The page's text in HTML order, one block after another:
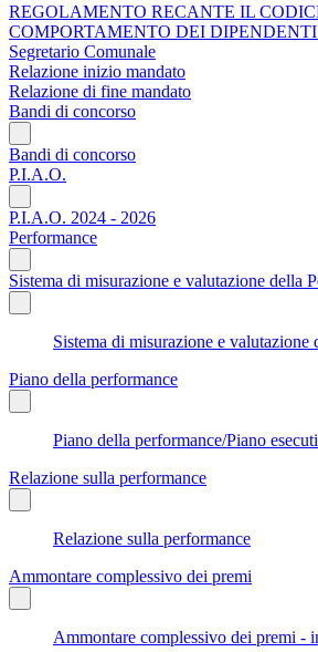
REGOLAMENTO RECANTE IL
COMPORTAMENTO DEI
Segretario Comunale
Relazione inizio mandato
Relazione di fine mandato
Bandi di concorso
Bandi di concorso
P.I.A.O.
P.I.A.O. 2024 - 2026
Performance
Sistema di misurazione e valutazione della
Sistema di misurazione e valutazione
Piano della performance
Piano della performance/Piano
Relazione sulla performance
Relazione sulla performance
Ammontare complessivo dei premi
Ammontare complessivo dei premi -